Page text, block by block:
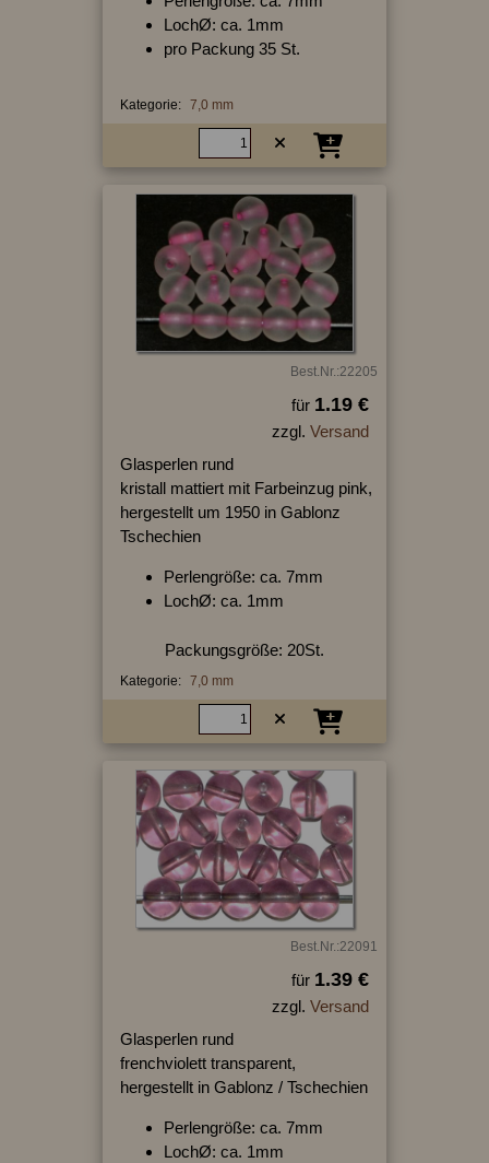
LochØ: ca. 1mm
pro Packung 35 St.
Kategorie: 7,0 mm
Best.Nr.:22205
für 1.19 €
zzgl. Versand
Glasperlen rund
kristall mattiert mit Farbeinzug pink,
hergestellt um 1950 in Gablonz
Tschechien
Perlengröße: ca. 7mm
LochØ: ca. 1mm
Packungsgröße: 20St.
Kategorie: 7,0 mm
Best.Nr.:22091
für 1.39 €
zzgl. Versand
Glasperlen rund
frenchviolett transparent,
hergestellt in Gablonz / Tschechien
Perlengröße: ca. 7mm
LochØ: ca. 1mm